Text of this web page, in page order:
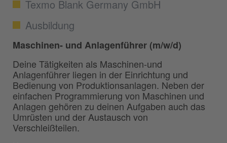
Texmo Blank Germany GmbH
Ausbildung
Maschinen- und Anlagenführer (m/w/d)
Deine Tätigkeiten als Maschinen-und
Anlagenführer liegen in der Einrichtung und
Bedienung von Produktionsanlagen. Neben der
einfachen Programmierung von Maschinen und
Anlagen gehören zu deinen Aufgaben auch das
Umrüsten und der Austausch von
Verschleißteilen.